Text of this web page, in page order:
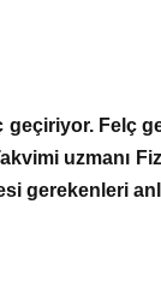
geçiriyor. Felç
uzmanı
gerekenleri